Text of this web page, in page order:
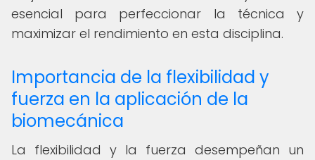
esencial para perfeccionar la técnica y
maximizar el rendimiento en esta disciplina.
Importancia de la flexibilidad y
fuerza en la aplicación de la
biomecánica
La flexibilidad y la fuerza desempeñan un